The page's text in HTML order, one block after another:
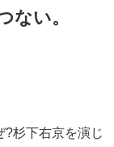
ない。
?杉下右京を演じ